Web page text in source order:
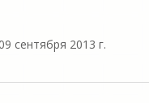
сентября 2013 г.